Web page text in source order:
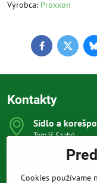
Výrobca: Proxxon
FacebookTwitter
Kontakty
Sídlo a
Tomáš Szabó
851 03 Bratislava
Sme internetový
Cookies používame